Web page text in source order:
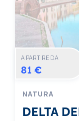
A PARTIRE DA
81 €
NATURA
DELTA